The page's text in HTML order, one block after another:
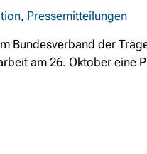
, Pressemitteilungen
Bundesverband der
am 26. Oktober